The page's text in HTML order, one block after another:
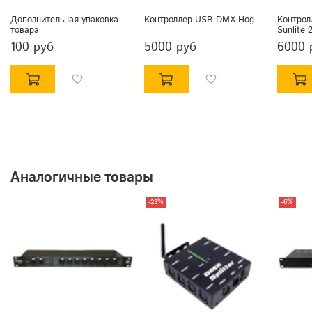
В упаковке:
Габариты -
Вес - 600гр.
Дополнительная упаковка
товара
100 руб
Контроллер USB-DMX Hog
5000 руб
Sunlite 2
6000
Аналогичные товары
-23% -6%